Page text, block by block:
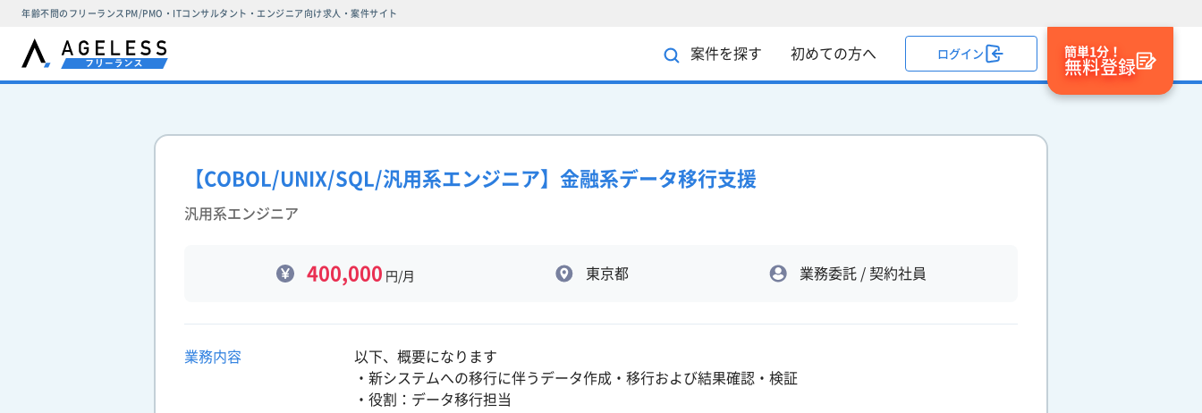
年齢不問のフリーランスPM/PMO・ITコンサルタント・エンジニア向け求人・案件サイト
案件を探す 初めての方へ ログイン 簡単1分！
無料登録
【COBOL/UNIX/SQL/汎用系エンジニア】金融系データ移行支援
汎用系エンジニア
400,000 円/月 東京都 業務委託 / 契約社員
業務内容
以下、概要になります
・新システムへの移行に伴うデータ作成・移行および結果確認・検証
・役割：データ移行担当